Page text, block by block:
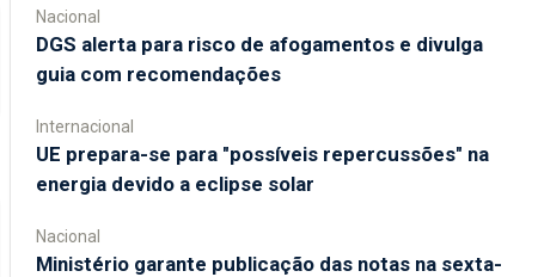
Nacional
DGS alerta para risco de afogamentos e divulga
guia com recomendações
Internacional
UE prepara-se para "possíveis repercussões" na
energia devido a eclipse solar
Nacional
Ministério garante publicação das notas na sexta-